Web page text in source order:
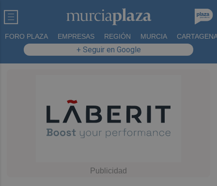
FORO PLAZA EMPRESAS REGIÓN MURCIA
+ Seguir en Google